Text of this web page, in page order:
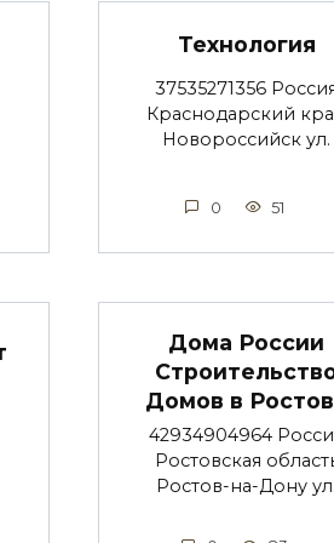
Технология
37535271356
Краснодарский
Новороссийск ул.
0 51
Дома России
Домов в
42934904964
Ростовская
Ростов-на-Дону ул.